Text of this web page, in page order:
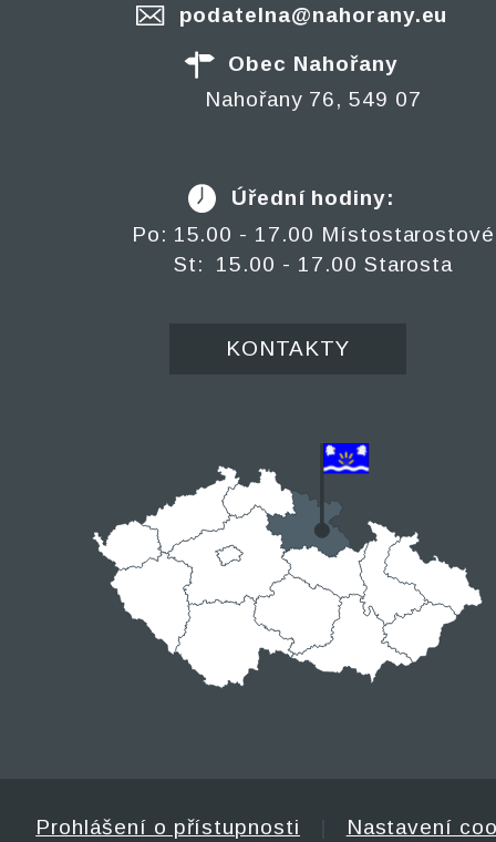
podatelna@nahorany.eu
Obec Nahořany
Nahořany 76, 549 07
Úřední hodiny:
Po: 15.00 - 17.00 Místostarostové
St: 15.00 - 17.00 Starosta
KONTAKTY
Prohlášení o přístupnosti
Nastavení